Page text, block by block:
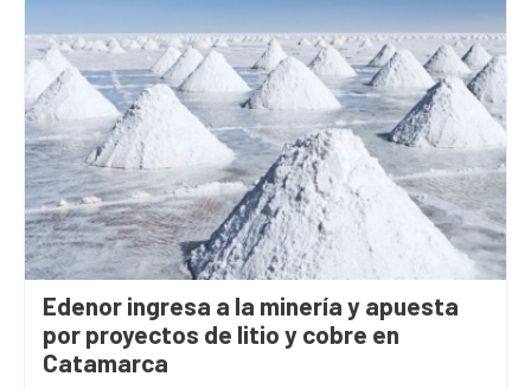
Edenor ingresa a la minería y apuesta
por proyectos de litio y cobre en
Catamarca